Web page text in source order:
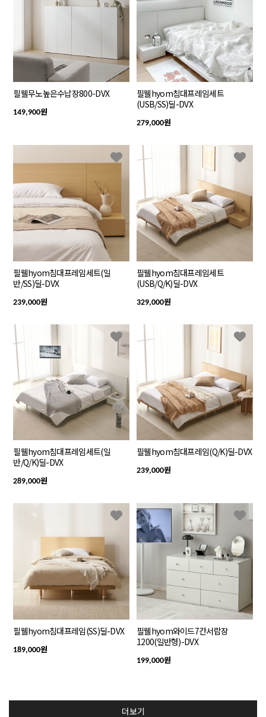
필웰무노높은수납장800-DVX
149,900원
필웰hyom침대프레임세트
(USB/SS)딜-DVX
279,000원
필웰hyom침대프레임세트(일
반/SS)딜-DVX
239,000원
필웰hyom침대프레임세트
(USB/Q/K)딜-DVX
329,000원
필웰hyom침대프레임세트(일
반/Q/K)딜-DVX
289,000원
필웰hyom침대프레임(Q/K)딜-DVX
239,000원
필웰hyom침대프레임(SS)딜-DVX
189,000원
필웰hyom와이드7칸서랍장
1200(일반형)-DVX
199,000원
더보기